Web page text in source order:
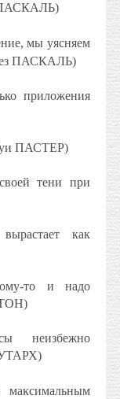
мы уясняем
ПАСКАЛЬ)
приложения
ПАСТЕР)
тени при
как
то и надо
неизбежно